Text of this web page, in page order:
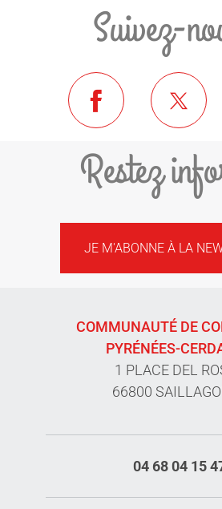
Suivez-
Restez
JE M'ABONNE À LA
COMMUNAUTÉ DE
PYRÉNÉES-
1 PLACE DEL
66800
04 68 04 15